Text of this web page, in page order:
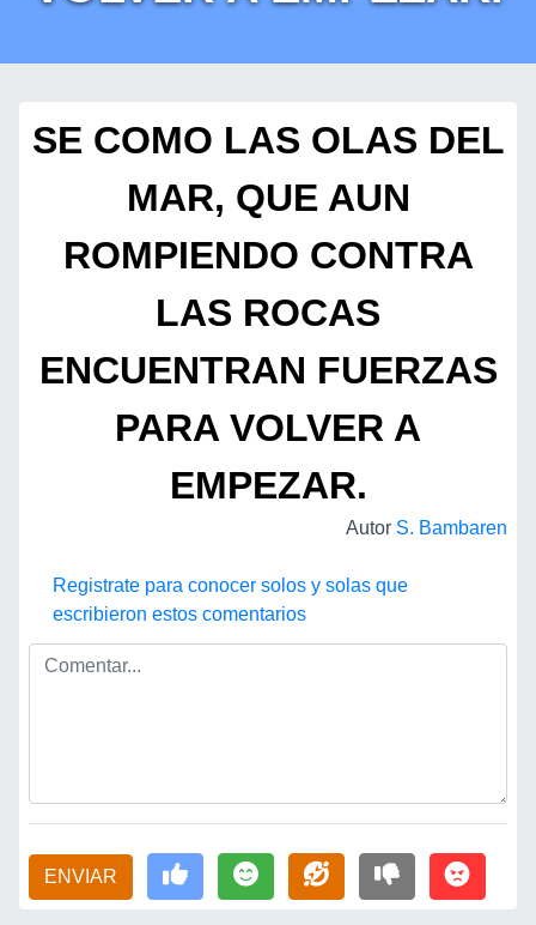
SE COMO LAS OLAS DEL
MAR, QUE AUN
ROMPIENDO CONTRA
LAS ROCAS
ENCUENTRAN FUERZAS
PARA VOLVER A
EMPEZAR.
Autor S. Bambaren
Registrate para conocer solos y solas que
escribieron estos comentarios
ENVIAR